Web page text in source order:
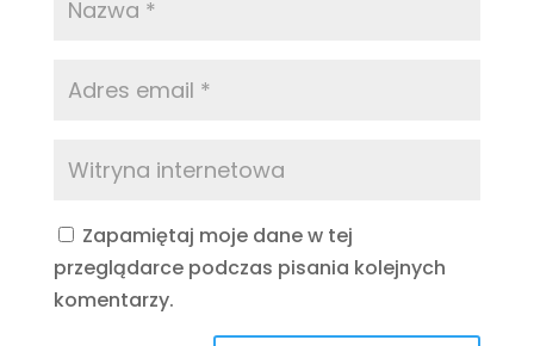
Zapamiętaj moje dane w tej
przeglądarce podczas pisania kolejnych
komentarzy.